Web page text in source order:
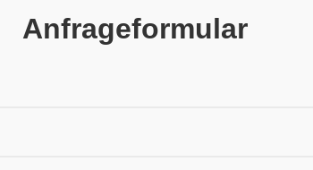
Anfrageformular